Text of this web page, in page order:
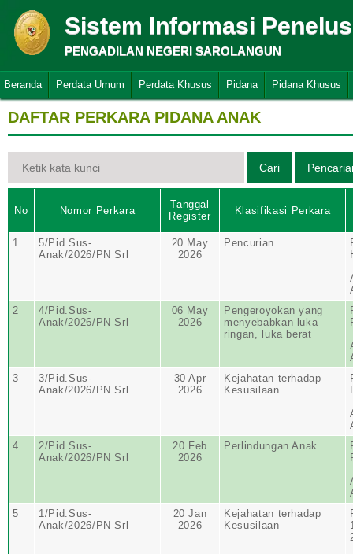
Sistem Informasi
PENGADILAN NEGERI SAROLANGUN
Beranda Perdata Umum Perdata Khusus Pidana Pidana Khusus
DAFTAR PERKARA PIDANA ANAK
No Nomor Perkara
Tanggal
Register
Klasifikasi Perkara
1
5/Pid.Sus-
Anak/2026/PN Srl
20 May
2026
Pencurian
2
4/Pid.Sus-
Anak/2026/PN Srl
06 May
2026
Pengeroyokan yang
menyebabkan luka
ringan, luka berat
3
3/Pid.Sus-
Anak/2026/PN Srl
30 Apr
2026
Kejahatan terhadap
Kesusilaan
4
2/Pid.Sus-
Anak/2026/PN Srl
20 Feb
2026
Perlindungan Anak
5
1/Pid.Sus-
Anak/2026/PN Srl
20 Jan
2026
Kejahatan terhadap
Kesusilaan